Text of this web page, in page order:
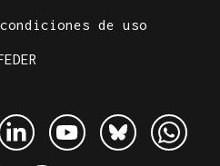
de uso